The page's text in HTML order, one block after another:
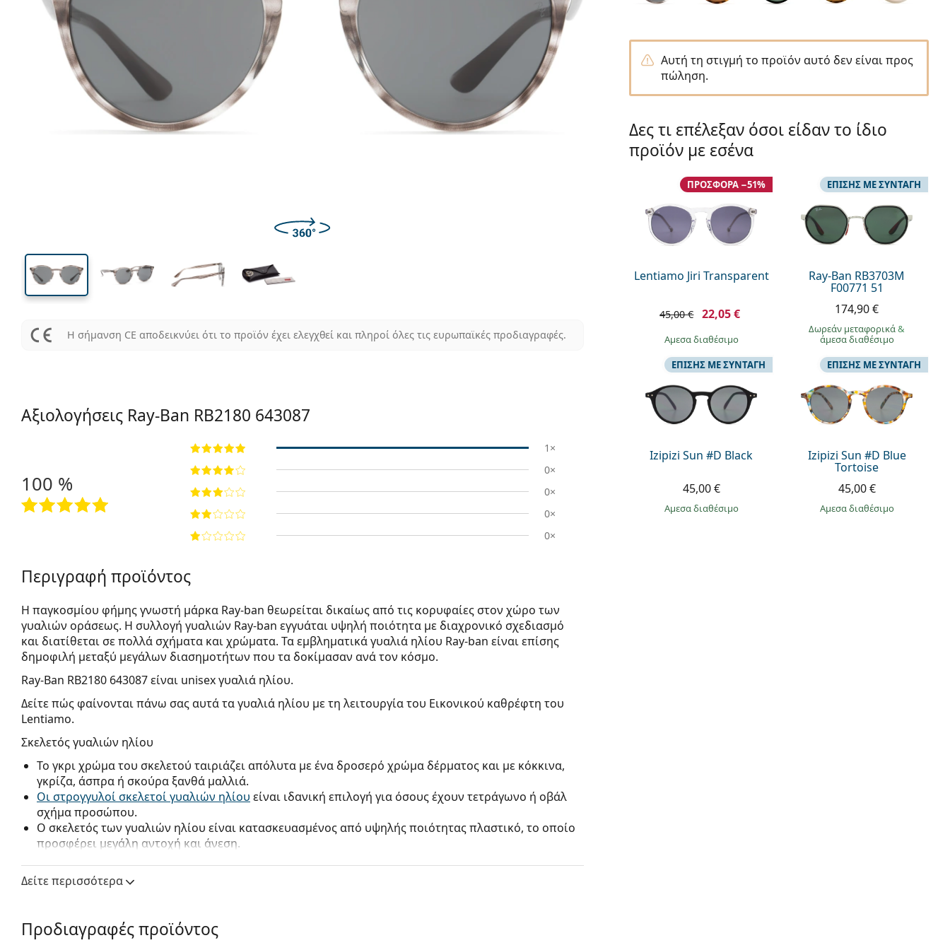
Η σήμανση CE αποδεικνύει ότι το προϊόν έχει ελεγχθεί και πληροί όλες τις ευρωπαϊκές προδιαγραφές.
Αυτή τη στιγμή το προϊόν αυτό δεν είναι προς
πώληση.
Δες τι επέλεξαν όσοι είδαν το ίδιο
προϊόν με εσένα
Lentiamo Jiri Transparent
ΠΡΟΣΦΟΡΆ −51%
45,00 € 22,05 €
άμεσα διαθέσιμο
Ray-Ban RB3703M
F00771 51
ΕΠΊΣΗΣ ΜΕ ΣΥΝΤΑΓΉ
174,90 €
Δωρεάν μεταφορικά&
άμεσα διαθέσιμο
Izipizi Sun #D Black
ΕΠΊΣΗΣ ΜΕ ΣΥΝΤΑΓΉ
45,00 €
άμεσα διαθέσιμο
Izipizi Sun #D Blue
Tortoise
ΕΠΊΣΗΣ ΜΕ ΣΥΝΤΑΓΉ
45,00 €
άμεσα διαθέσιμο
Αξιολογήσεις Ray-Ban RB2180 643087
100 %
1×
0×
0×
0×
0×
Περιγραφή προϊόντος
Η παγκοσμίου φήμης γνωστή μάρκα Ray-ban θεωρείται δικαίως από τις κορυφαίες στον χώρο των
γυαλιών οράσεως. Η συλλογή γυαλιών Ray-ban εγγυάται υψηλή ποιότητα με διαχρονικό σχεδιασμό
και διατίθεται σε πολλά σχήματα και χρώματα. Τα εμβληματικά γυαλιά ηλίου Ray-ban είναι επίσης
δημοφιλή μεταξύ μεγάλων διασημοτήτων που τα δοκίμασαν ανά τον κόσμο.
Ray-Ban RB2180 643087είναι unisex γυαλιά ηλίου.
Δείτε πώς φαίνονται πάνω σας αυτά τα γυαλιά ηλίου με τη λειτουργία του Εικονικού καθρέφτη του
Lentiamo.
Σκελετός γυαλιών ηλίου
Το γκρι χρώμα του σκελετού ταιριάζει απόλυτα με ένα δροσερό χρώμα δέρματος και με κόκκινα,
γκρίζα, άσπρα ή σκούρα ξανθά μαλλιά.
Οι στρογγυλοί σκελετοί γυαλιών ηλίου είναι ιδανική επιλογή για όσους έχουν τετράγωνο ή οβάλ
σχήμα προσώπου.
Ο σκελετός των γυαλιών ηλίου είναι κατασκευασμένος από υψηλής ποιότητας πλαστικό, το οποίο
προσφέρει μεγάλη αντοχή και άνεση.
Φακός γυαλιών ηλίου
Οι γκρι φακοί μειώνουν την ένταση του φωτός χωρίς να επηρεάζουν την αντίθεση ή να
Οι φακοί είναι κατασκευασμένοι από πλαστικό, των οποίων τα αναμφισβήτητα πλεονεκτήματα
είναι το μικρό βάρος και η αντοχή στις ρωγμές.
Δείτε περισσότερα
Προδιαγραφές προϊόντος